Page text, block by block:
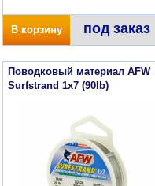
В корзину под заказ
Поводковый материал AFW
Surfstrand 1x7 (90lb)